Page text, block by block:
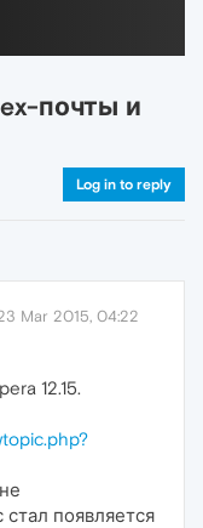
почты и
Log in to reply
Mar 2015, 04:22
12.15.
появляется